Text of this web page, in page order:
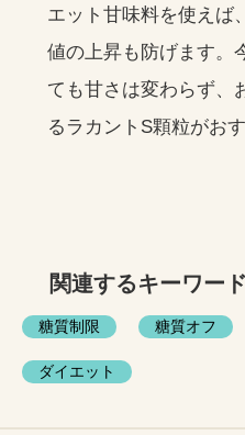
エット甘味料を使えば
値の上昇も防げます。
ても甘さは変わらず、
るラカントS顆粒がお
関連するキーワード
糖質制限 糖質オフ
ダイエット